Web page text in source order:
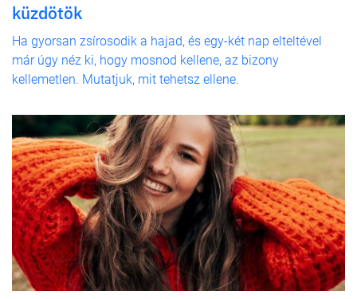
küzdötök
Ha gyorsan zsírosodik a hajad, és egy-két nap elteltével
már úgy néz ki, hogy mosnod kellene, az bizony
kellemetlen. Mutatjuk, mit tehetsz ellene.